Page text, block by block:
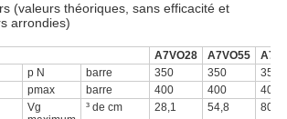
(valeurs théoriques, sans efficacité et
arrondies)
A7VO28 A7VO55
pN barre 350 350
350
pmax barre 400 400
400
Vg
³ de cm 28,1 54,8 80